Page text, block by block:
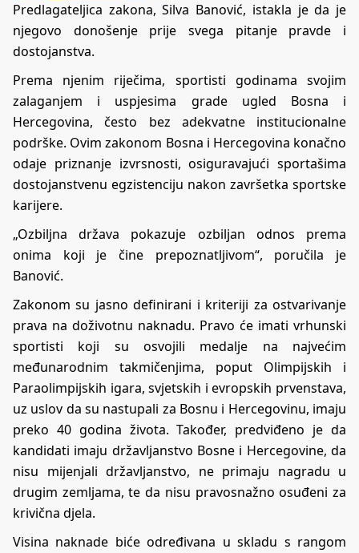
Predlagateljica zakona, Silva Banović, istakla je da je
njegovo donošenje prije svega pitanje pravde i
dostojanstva.
Prema njenim riječima, sportisti godinama svojim
zalaganjem i uspjesima grade ugled Bosna i
Hercegovina, često bez adekvatne institucionalne
podrške. Ovim zakonom Bosna i Hercegovina konačno
odaje priznanje izvrsnosti, osiguravajući sportašima
dostojanstvenu egzistenciju nakon završetka sportske
karijere.
„Ozbiljna država pokazuje ozbiljan odnos prema
onima koji je čine prepoznatljivom“, poručila je
Banović.
Zakonom su jasno definirani i kriteriji za ostvarivanje
prava na doživotnu naknadu. Pravo će imati vrhunski
sportisti koji su osvojili medalje na najvećim
međunarodnim takmičenjima, poput Olimpijskih i
Paraolimpijskih igara, svjetskih i evropskih prvenstava,
uz uslov da su nastupali za Bosnu i Hercegovinu, imaju
preko 40 godina života. Također, predviđeno je da
kandidati imaju državljanstvo Bosne i Hercegovine, da
nisu mijenjali državljanstvo, ne primaju nagradu u
drugim zemljama, te da nisu pravosnažno osuđeni za
krivična djela.
Visina naknade biće određivana u skladu s rangom